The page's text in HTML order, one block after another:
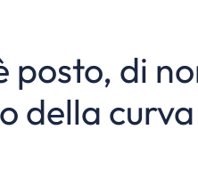
di
della curva